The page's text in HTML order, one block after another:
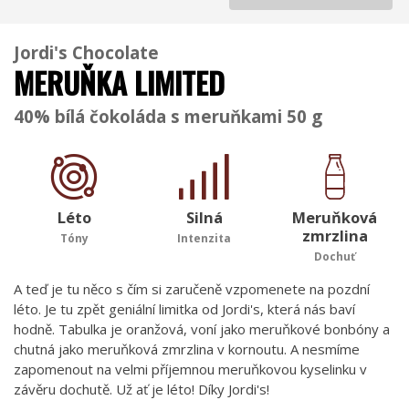
Jordi's Chocolate
MERUŇKA LIMITED
40% bílá čokoláda s meruňkami 50 g
Léto
Tóny
Silná
Intenzita
Meruňková
zmrzlina
Dochuť
A teď je tu něco s čím si zaručeně vzpomenete na pozdní
léto. Je tu zpět geniální limitka od Jordi's, která nás baví
hodně. Tabulka je oranžová, voní jako meruňkové bonbóny a
chutná jako meruňková zmrzlina v kornoutu. A nesmíme
zapomenout na velmi příjemnou meruňkovou kyselinku v
závěru dochutě. Už ať je léto! Díky Jordi's!